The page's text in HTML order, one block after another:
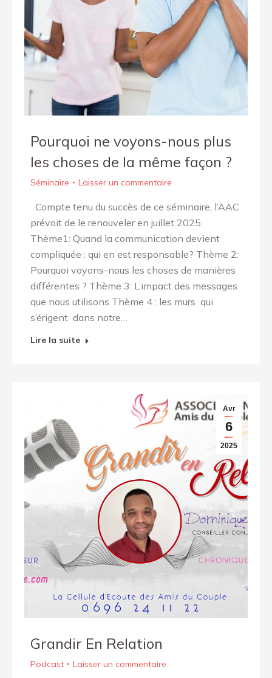
Pourquoi ne voyons-nous plus
les choses de la même façon ?
Séminaire Laisser un commentaire
Compte tenu du succès de ce séminaire, l’AAC
prévoit de le renouveler en juillet 2025
Thème1: Quand la communication devient
compliquée : qui en est responsable? Thème 2:
Pourquoi voyons-nous les choses de manières
différentes ? Thème 3: L’impact des messages
que nous utilisons Thème 4 : les murs qui
s’érigent dans notre…
Lire la suite
Avr
6
2025
Grandir En Relation
Podcast Laisser un commentaire